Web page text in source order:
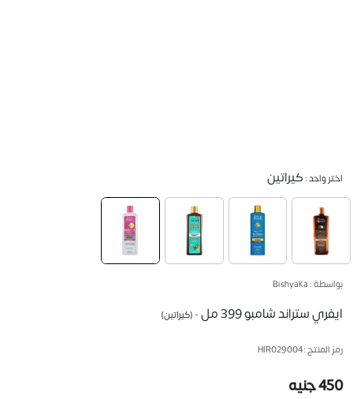
اختر واحد :كيراتين
بواسطة : Bishyaka
ايفري ستراند شامبو 399 مل - (كيراتين)
رمز المنتج :HIR029004
450 جنيه